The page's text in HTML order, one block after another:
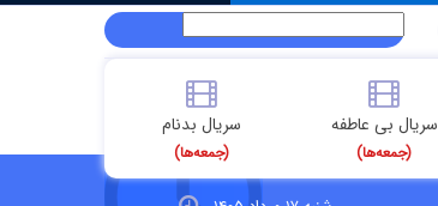
سریال بی عاطفه
(جمعه‌ها)
سریال بدنام
(جمعه‌ها)